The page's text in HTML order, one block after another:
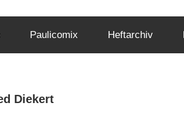
Paulicomix Heftarchiv
Diekert